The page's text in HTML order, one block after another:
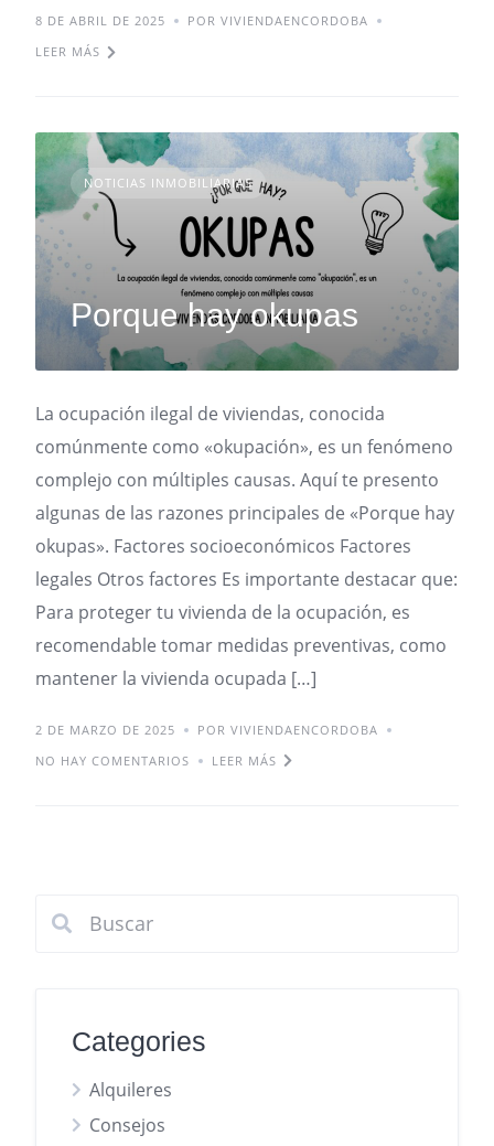
8 DE ABRIL DE 2025
POR VIVIENDAENCORDOBA
LEER MÁS
NOTICIAS INMOBILIARIAS
Porque hay okupas
La ocupación ilegal de viviendas, conocida
comúnmente como «okupación», es un fenómeno
complejo con múltiples causas. Aquí te presento
algunas de las razones principales de «Porque hay
okupas». Factores socioeconómicos Factores
legales Otros factores Es importante destacar que:
Para proteger tu vivienda de la ocupación, es
recomendable tomar medidas preventivas, como
mantener la vivienda ocupada […]
2 DE MARZO DE 2025
POR VIVIENDAENCORDOBA
NO HAY COMENTARIOS
LEER MÁS
Categories
Alquileres
Consejos